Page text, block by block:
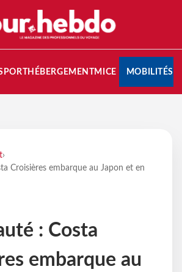
HÉBERGEMENTMICE MOBILITÉS
›
Croisières embarque au Japon et en
: Costa
embarque au